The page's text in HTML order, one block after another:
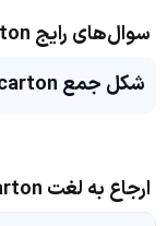
سوال‌های رایج carton
شکل جمع carton چی میشه؟
ارجاع به لغت carton